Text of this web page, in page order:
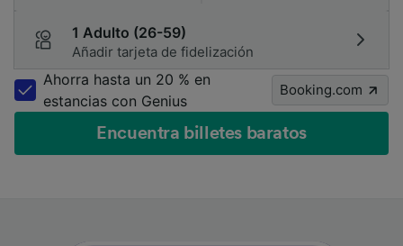
1 Adulto (26-59)
Añadir tarjeta de fidelización
Ahorra hasta un 20 % en
estancias con Genius
Booking.com
Encuentra billetes baratos